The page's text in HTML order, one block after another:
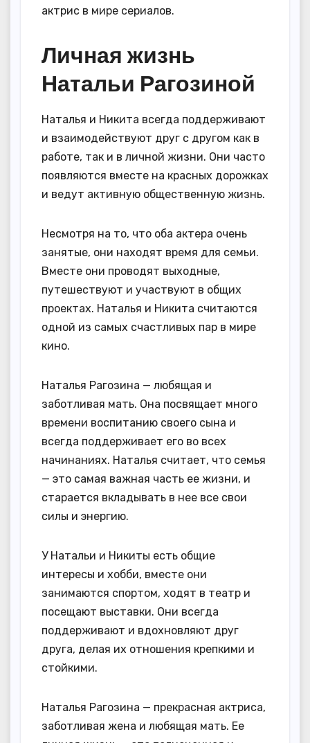
актрис в мире сериалов.
Личная жизнь
Натальи Рагозиной
Наталья и Никита всегда поддерживают
и взаимодействуют друг с другом как в
работе, так и в личной жизни. Они часто
появляются вместе на красных дорожках
и ведут активную общественную жизнь.
Несмотря на то, что оба актера очень
занятые, они находят время для семьи.
Вместе они проводят выходные,
путешествуют и участвуют в общих
проектах. Наталья и Никита считаются
одной из самых счастливых пар в мире
кино.
Наталья Рагозина — любящая и
заботливая мать. Она посвящает много
времени воспитанию своего сына и
всегда поддерживает его во всех
начинаниях. Наталья считает, что семья
— это самая важная часть ее жизни, и
старается вкладывать в нее все свои
силы и энергию.
У Натальи и Никиты есть общие
интересы и хобби, вместе они
занимаются спортом, ходят в театр и
посещают выставки. Они всегда
поддерживают и вдохновляют друг
друга, делая их отношения крепкими и
стойкими.
Наталья Рагозина — прекрасная актриса,
заботливая жена и любящая мать. Ее